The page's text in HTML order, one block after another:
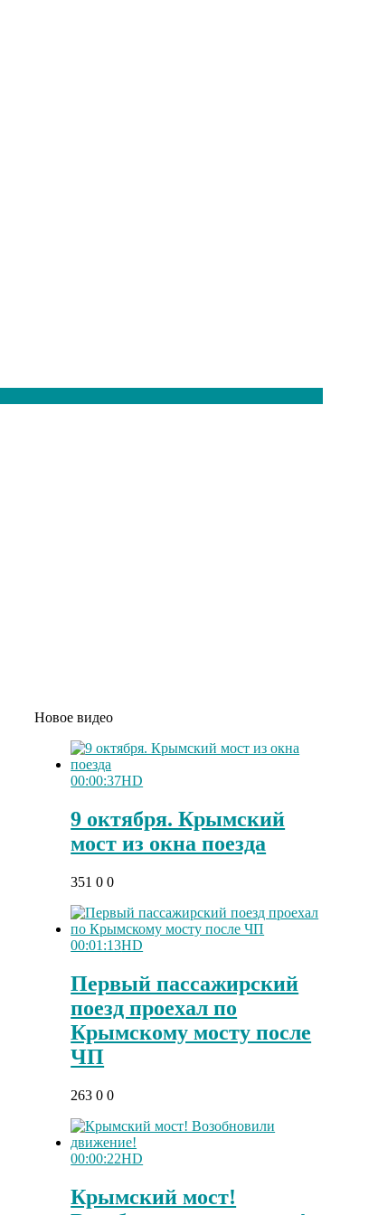
Новое видео
00:00:37HD
9 октября. Крымский
мост из окна поезда
351 0 0
00:01:13HD
Первый пассажирский
поезд проехал по
Крымскому мосту после
ЧП
263 0 0
00:00:22HD
Крымский мост!